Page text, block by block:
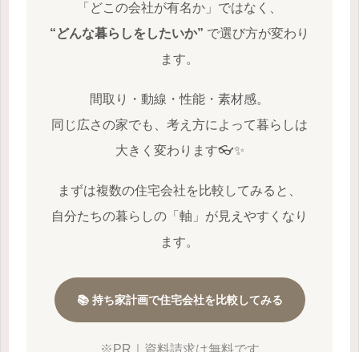
「どこの会社が有名か」ではなく、
“どんな暮らしをしたいか” で選び方が変わり
ます。
間取り・動線・性能・素材感。
同じ広さの家でも、考え方によって暮らしは
大きく変わります👓✨
まずは複数の住宅会社を比較してみると、
自分たちの暮らしの「軸」が見えやすくなり
ます。
📚 持ち家計画で住宅会社を比較してみる